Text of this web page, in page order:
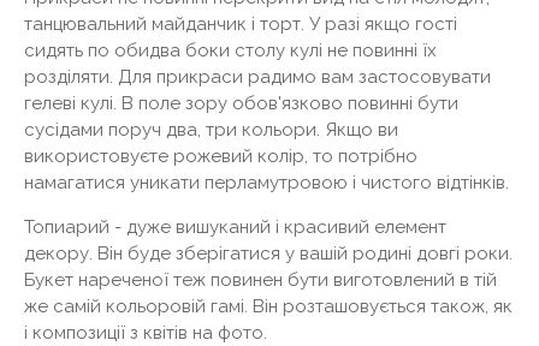
танцювальний майданчик і торт. У разі якщо гості
сидять по обидва боки столу кулі не повинні їх
розділяти. Для прикраси радимо вам застосовувати
гелеві кулі. В поле зору обов'язково повинні бути
сусідами поруч два, три кольори. Якщо ви
використовуєте рожевий колір, то потрібно
намагатися уникати перламутровою і чистого відтінків.
Топиарий - дуже вишуканий і красивий елемент
декору. Він буде зберігатися у вашій родині довгі роки.
Букет нареченої теж повинен бути виготовлений в тій
же самій кольоровій гамі. Він розташовується також, як
і композиції з квітів на фото.